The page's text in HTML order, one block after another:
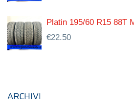
Platin 195/60 R15 88T
€22.50
ARCHIVI